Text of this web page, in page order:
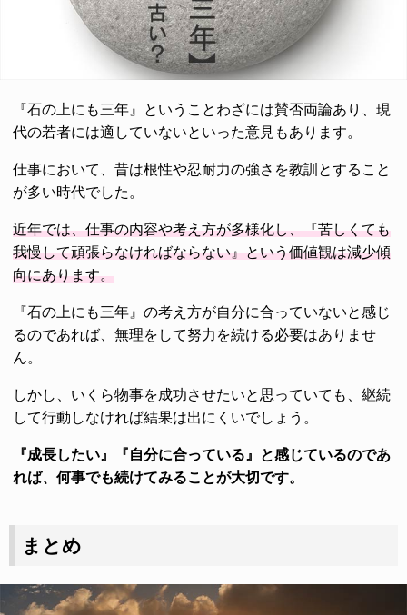
『石の上にも三年』ということわざには賛否両論あり、現
代の若者には適していないといった意見もあります。
仕事において、昔は根性や忍耐力の強さを教訓とすること
が多い時代でした。
近年では、仕事の内容や考え方が多様化し、『苦しくても
我慢して頑張らなければならない』という価値観は減少傾
向にあります。
『石の上にも三年』の考え方が自分に合っていないと感じ
るのであれば、無理をして努力を続ける必要はありませ
ん。
しかし、いくら物事を成功させたいと思っていても、継続
して行動しなければ結果は出にくいでしょう。
『成長したい』『自分に合っている』と感じているのであ
れば、何事でも続けてみることが大切です。
まとめ